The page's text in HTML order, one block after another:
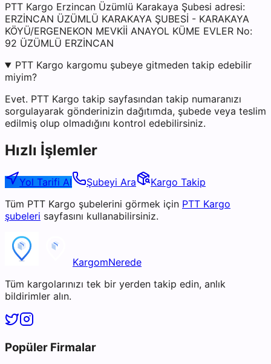
PTT Kargo Erzincan Üzümlü Karakaya Şubesi adresi:
ERZİNCAN ÜZÜMLÜ KARAKAYA ŞUBESİ - KARAKAYA
KÖYÜ/ERGENEKON MEVKİİ ANAYOL KÜME EVLER No:
92 ÜZÜMLÜ ERZİNCAN
PTT Kargo kargomu şubeye gitmeden takip edebilir
miyim?
Evet. PTT Kargo takip sayfasından takip numaranızı
sorgulayarak gönderinizin dağıtımda, şubede veya teslim
edilmiş olup olmadığını kontrol edebilirsiniz.
Hızlı İşlemler
Yol Tarifi Al Şubeyi Ara
Kargo Takip
Tüm PTT Kargo şubelerini görmek için PTT Kargo
şubeleri sayfasını kullanabilirsiniz.
KargomNerede
Tüm kargolarınızı tek bir yerden takip edin, anlık
bildirimler alın.
Popüler Firmalar